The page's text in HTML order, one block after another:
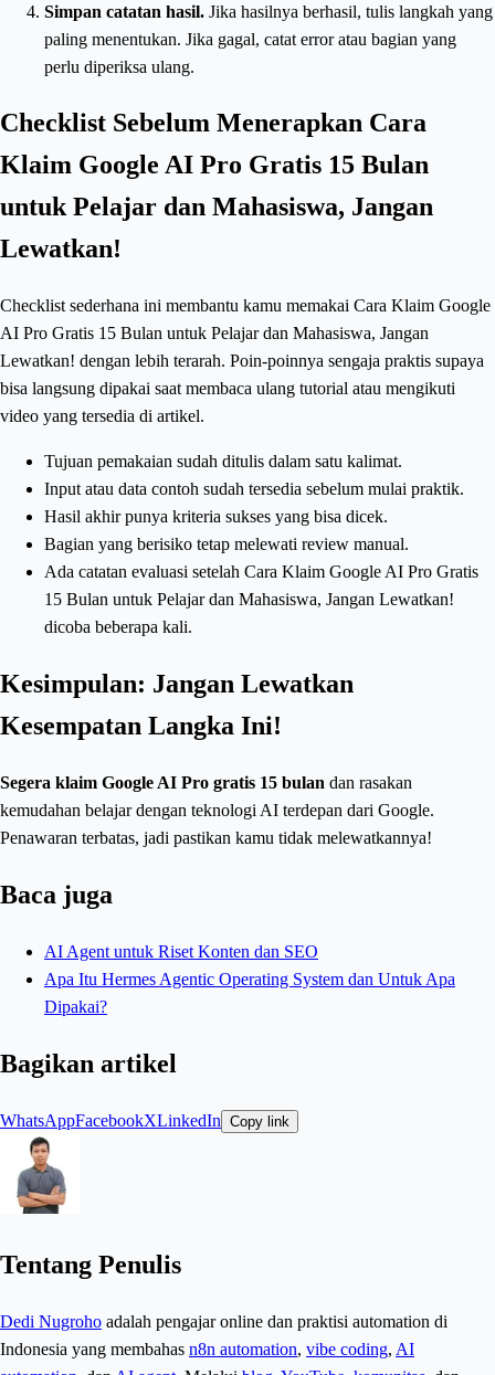
Simpan catatan hasil. Jika hasilnya berhasil, tulis langkah yang
paling menentukan. Jika gagal, catat error atau bagian yang
perlu diperiksa ulang.
Checklist Sebelum Menerapkan Cara
Klaim Google AI Pro Gratis 15 Bulan
untuk Pelajar dan Mahasiswa, Jangan
Lewatkan!
Checklist sederhana ini membantu kamu memakai Cara Klaim Google
AI Pro Gratis 15 Bulan untuk Pelajar dan Mahasiswa, Jangan
Lewatkan! dengan lebih terarah. Poin-poinnya sengaja praktis supaya
bisa langsung dipakai saat membaca ulang tutorial atau mengikuti
video yang tersedia di artikel.
Tujuan pemakaian sudah ditulis dalam satu kalimat.
Input atau data contoh sudah tersedia sebelum mulai praktik.
Hasil akhir punya kriteria sukses yang bisa dicek.
Bagian yang berisiko tetap melewati review manual.
Ada catatan evaluasi setelah Cara Klaim Google AI Pro Gratis
15 Bulan untuk Pelajar dan Mahasiswa, Jangan Lewatkan!
dicoba beberapa kali.
Kesimpulan: Jangan Lewatkan
Kesempatan Langka Ini!
Segera klaim Google AI Pro gratis 15 bulan dan rasakan
kemudahan belajar dengan teknologi AI terdepan dari Google.
Penawaran terbatas, jadi pastikan kamu tidak melewatkannya!
Baca juga
AI Agent untuk Riset Konten dan SEO
Apa Itu Hermes Agentic Operating System dan Untuk Apa
Dipakai?
Bagikan artikel
WhatsAppFacebookXLinkedIn Copy link
Tentang Penulis
Dedi Nugroho adalah pengajar online dan praktisi automation di
Indonesia yang membahas n8n automation, vibe coding, AI